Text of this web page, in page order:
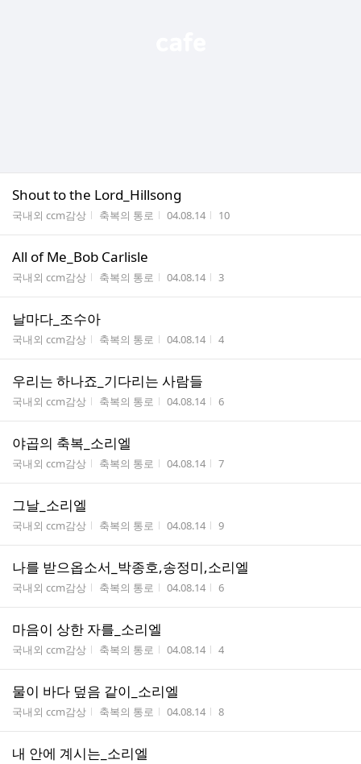
Shout to the Lord_Hillsong
게시판명
국내외 ccm감상 작성자
축복의 통로 작성시간
04.08.14 조회수
10
All of Me_Bob Carlisle
게시판명
국내외 ccm감상 작성자
축복의 통로 작성시간
04.08.14 조회수
3
날마다_조수아
게시판명
국내외 ccm감상 작성자
축복의 통로 작성시간
04.08.14 조회수
4
우리는 하나죠_기다리는 사람들
게시판명
국내외 ccm감상 작성자
축복의 통로 작성시간
04.08.14 조회수
6
야곱의 축복_소리엘
게시판명
국내외 ccm감상 작성자
축복의 통로 작성시간
04.08.14 조회수
7
그날_소리엘
게시판명
국내외 ccm감상 작성자
축복의 통로 작성시간
04.08.14 조회수
9
나를 받으옵소서_박종호,송정미,소리엘
게시판명
국내외 ccm감상 작성자
축복의 통로 작성시간
04.08.14 조회수
6
마음이 상한 자를_소리엘
게시판명
국내외 ccm감상 작성자
축복의 통로 작성시간
04.08.14 조회수
4
물이 바다 덮음 같이_소리엘
게시판명
국내외 ccm감상 작성자
축복의 통로 작성시간
04.08.14 조회수
8
내 안에 계시는_소리엘